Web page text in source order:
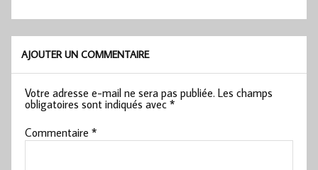
AJOUTER UN COMMENTAIRE
Votre adresse e-mail ne sera pas publiée. Les champs
obligatoires sont indiqués avec*
Commentaire*